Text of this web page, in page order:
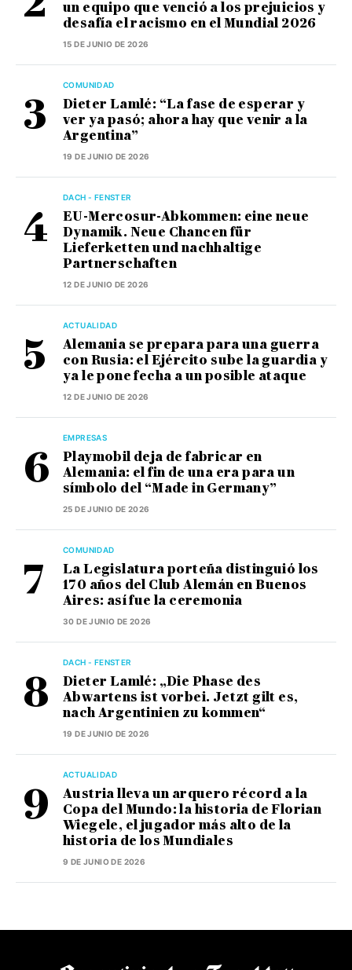
un equipo que venció a los prejuicios y
desafía el racismo en el Mundial 2026
15 DE JUNIO DE 2026
COMUNIDAD
Dieter Lamlé: “La fase de esperar y
ver ya pasó; ahora hay que venir a la
Argentina”
19 DE JUNIO DE 2026
DACH - FENSTER
EU-Mercosur-Abkommen: eine neue
Dynamik. Neue Chancen für
Lieferketten und nachhaltige
Partnerschaften
12 DE JUNIO DE 2026
ACTUALIDAD
Alemania se prepara para una guerra
con Rusia: el Ejército sube la guardia y
ya le pone fecha a un posible ataque
12 DE JUNIO DE 2026
EMPRESAS
Playmobil deja de fabricar en
Alemania: el fin de una era para un
símbolo del “Made in Germany”
25 DE JUNIO DE 2026
COMUNIDAD
La Legislatura porteña distinguió los
170 años del Club Alemán en Buenos
Aires: así fue la ceremonia
30 DE JUNIO DE 2026
DACH - FENSTER
Dieter Lamlé: „Die Phase des
Abwartens ist vorbei. Jetzt gilt es,
nach Argentinien zu kommen“
19 DE JUNIO DE 2026
ACTUALIDAD
Austria lleva un arquero récord a la
Copa del Mundo: la historia de Florian
Wiegele, el jugador más alto de la
historia de los Mundiales
9 DE JUNIO DE 2026